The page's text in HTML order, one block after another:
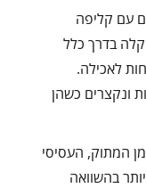
עם קליפה
בדרך כלל
לאכילה.
ונקצרים כשהן
המתוק, העסיסי
בהשוואה